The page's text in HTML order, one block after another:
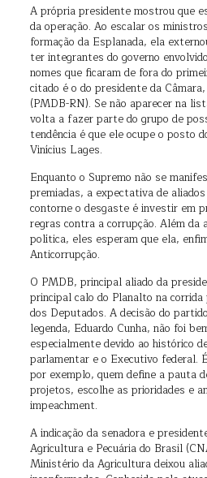
A própria presidente mostrou que
da operação. Ao escalar os
formação da Esplanada, ela
ter integrantes do governo
nomes que ficaram de fora do
citado é o do presidente da
(PMDB-RN). Se não aparecer na
volta a fazer parte do grupo de
tendência é que ele ocupe o posto
Vinícius Lages.
Enquanto o Supremo não se
premiadas, a expectativa de
contorne o desgaste é investir em
regras contra a corrupção. Além da
política, eles esperam que ela,
Anticorrupção.
O PMDB, principal aliado da
principal calo do Planalto na corrida
dos Deputados. A decisão do
legenda, Eduardo Cunha, não foi
especialmente devido ao histórico
parlamentar e o Executivo federal.
por exemplo, quem define a pauta
projetos, escolhe as prioridades e
impeachment.
A indicação da senadora e
Agricultura e Pecuária do Brasil
Ministério da Agricultura deixou